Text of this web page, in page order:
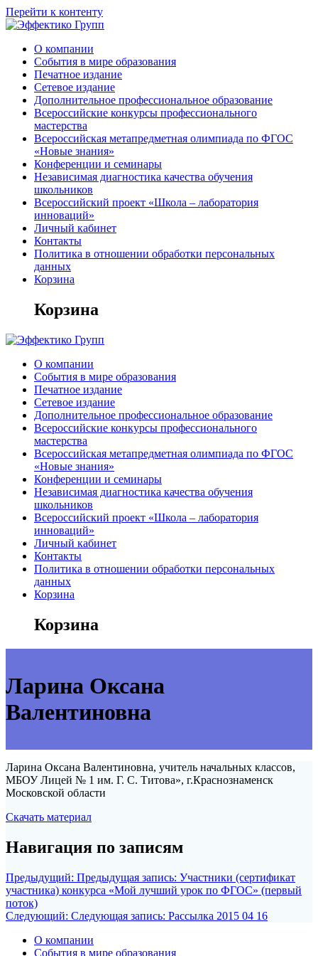
Перейти к контенту
О компании
События в мире образования
Печатное издание
Сетевое издание
Дополнительное профессиональное образование
Всероссийские конкурсы профессионального
мастерства
Всероссийская метапредметная олимпиада по ФГОС
«Новые знания»
Конференции и семинары
Независимая диагностика качества обучения
школьников
Всероссийский проект «Школа – лаборатория
инноваций»
Личный кабинет
Контакты
Политика в отношении обработки персональных
данных
Корзина
Корзина
О компании
События в мире образования
Печатное издание
Сетевое издание
Дополнительное профессиональное образование
Всероссийские конкурсы профессионального
мастерства
Всероссийская метапредметная олимпиада по ФГОС
«Новые знания»
Конференции и семинары
Независимая диагностика качества обучения
школьников
Всероссийский проект «Школа – лаборатория
инноваций»
Личный кабинет
Контакты
Политика в отношении обработки персональных
данных
Корзина
Корзина
Ларина Оксана
Валентиновна
Ларина Оксана Валентиновна, учитель начальных классов,
МБОУ Лицей № 1 им. Г. С. Титова», г.Краснознаменск
Московской области
Скачать материал
Навигация по записям
Предыдущий: Предыдущая запись: Участники (сертификат
участника) конкурса «Мой лучший урок по ФГОС» (первый
поток)
Следующий: Следующая запись: Рассылка 2015 04 16
О компании
События в мире образования